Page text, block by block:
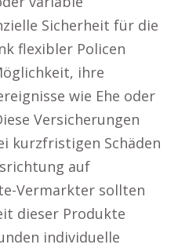
Sicherheit für die
flexibler Policen
ihre
wie Ehe oder
Versicherungen
kurzfristigen Schäden
auf
Vermarkter sollten
dieser Produkte
individuelle